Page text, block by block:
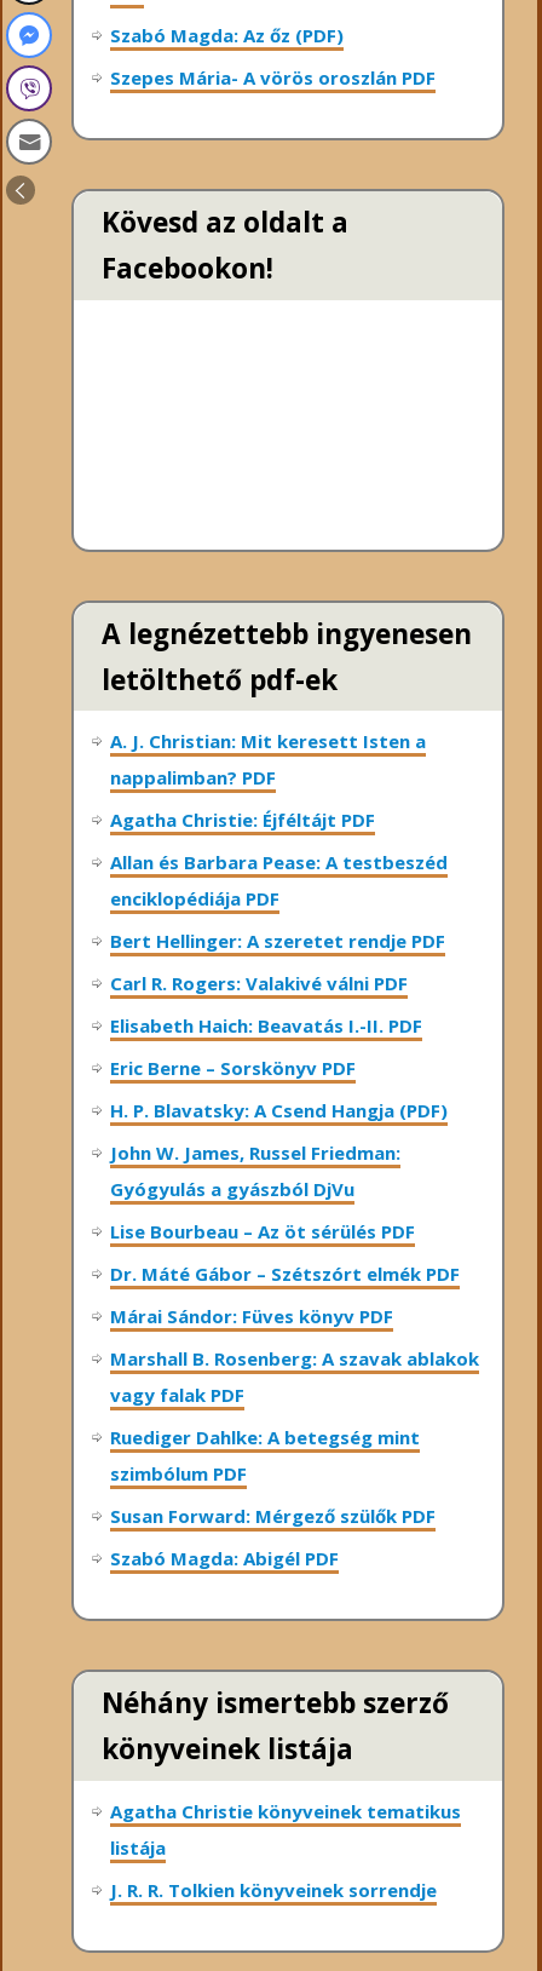
Szabó Magda: Az őz (PDF)
Szepes Mária- A vörös oroszlán PDF
Kövesd az oldalt a
Facebookon!
A legnézettebb ingyenesen
letölthető pdf-ek
A. J. Christian: Mit keresett Isten a
nappalimban? PDF
Agatha Christie: Éjféltájt PDF
Allan és Barbara Pease: A testbeszéd
enciklopédiája PDF
Bert Hellinger: A ​szeretet rendje PDF
Carl R. Rogers: Valakivé válni PDF
Elisabeth Haich: Beavatás I.-II. PDF
Eric Berne – Sorskönyv PDF
H. P. Blavatsky: A Csend Hangja (PDF)
John W. James, Russel Friedman:
Gyógyulás a gyászból DjVu
Lise Bourbeau – Az öt sérülés PDF
Dr. Máté Gábor – Szétszórt elmék PDF
Márai Sándor: Füves könyv PDF
Marshall B. Rosenberg: A szavak ablakok
vagy falak PDF
Ruediger Dahlke: A betegség mint
szimbólum PDF
Susan Forward: Mérgező szülők PDF
Szabó Magda: Abigél PDF
Néhány ismertebb szerző
könyveinek listája
Agatha Christie könyveinek tematikus
listája
J. R. R. Tolkien könyveinek sorrendje